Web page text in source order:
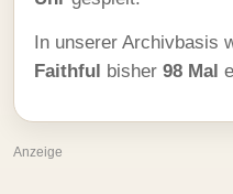
In unserer Archivbasis
Faithful bisher 98 Mal
Anzeige